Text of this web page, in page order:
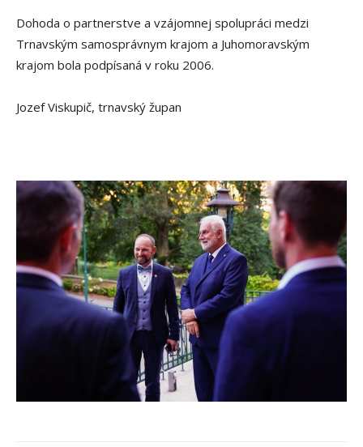
Dohoda o partnerstve a vzájomnej spolupráci medzi
Trnavským samosprávnym krajom a Juhomoravským
krajom bola podpísaná v roku 2006.
Jozef Viskupič, trnavský župan